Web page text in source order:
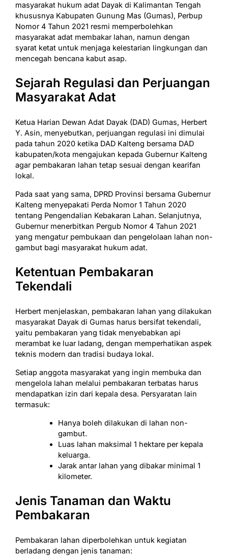
masyarakat hukum adat Dayak di Kalimantan Tengah
khususnya Kabupaten Gunung Mas (Gumas), Perbup
Nomor 4 Tahun 2021 resmi memperbolehkan
masyarakat adat membakar lahan, namun dengan
syarat ketat untuk menjaga kelestarian lingkungan dan
mencegah bencana kabut asap.
Sejarah Regulasi dan Perjuangan
Masyarakat Adat
Ketua Harian Dewan Adat Dayak (DAD) Gumas, Herbert
Y. Asin, menyebutkan, perjuangan regulasi ini dimulai
pada tahun 2020 ketika DAD Kalteng bersama DAD
kabupaten/kota mengajukan kepada Gubernur Kalteng
agar pembakaran lahan tetap sesuai dengan kearifan
lokal.
Pada saat yang sama, DPRD Provinsi bersama Gubernur
Kalteng menyepakati Perda Nomor 1 Tahun 2020
tentang Pengendalian Kebakaran Lahan. Selanjutnya,
Gubernur menerbitkan Pergub Nomor 4 Tahun 2021
yang mengatur pembukaan dan pengelolaan lahan non-
gambut bagi masyarakat hukum adat.
Ketentuan Pembakaran
Tekendali
Herbert menjelaskan, pembakaran lahan yang dilakukan
masyarakat Dayak di Gumas harus bersifat tekendali,
yaitu pembakaran yang tidak menyebabkan api
merambat ke luar ladang, dengan memperhatikan aspek
teknis modern dan tradisi budaya lokal.
Setiap anggota masyarakat yang ingin membuka dan
mengelola lahan melalui pembakaran terbatas harus
mendapatkan izin dari kepala desa. Persyaratan lain
termasuk:
Hanya boleh dilakukan di lahan non-
gambut.
Luas lahan maksimal 1 hektare per kepala
keluarga.
Jarak antar lahan yang dibakar minimal 1
kilometer.
Jenis Tanaman dan Waktu
Pembakaran
Pembakaran lahan diperbolehkan untuk kegiatan
berladang dengan jenis tanaman: